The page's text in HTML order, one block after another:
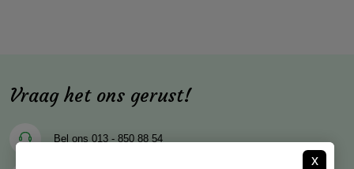
Vraag het ons gerust!
Bel ons 013 - 850 88 54
x